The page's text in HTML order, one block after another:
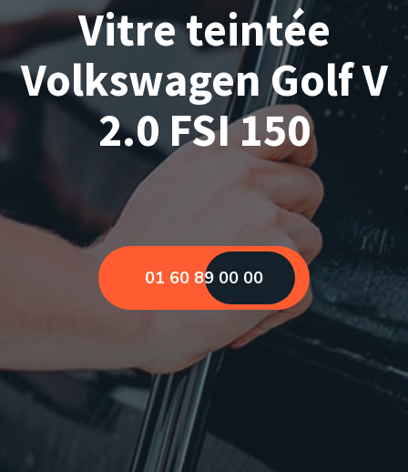
Vitre teintée
Volkswagen Golf V
2.0 FSI 150
01 60 89 00 00